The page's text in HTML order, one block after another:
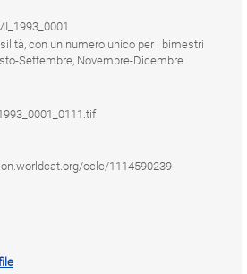
con un numero unico per i bimestri
Settembre, Novembre-Dicembre
oclc/1114590239